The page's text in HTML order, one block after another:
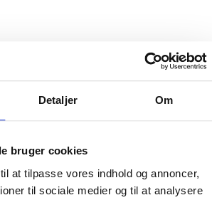
Detaljer Om
bruger cookies
at tilpasse vores indhold og annoncer,
til sociale medier og til at analysere